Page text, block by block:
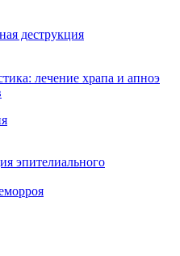
деструкция
лечение храпа и апноэ
эпителиального